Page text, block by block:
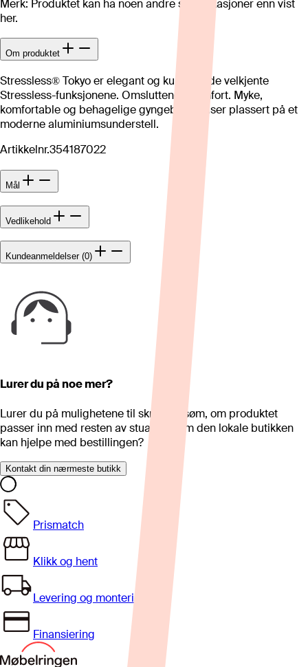
Merk: Produktet kan ha noen andre spesifikasjoner enn vist
her.
Om produktet
Stressless® Tokyo er elegant og kul, med de velkjente
Stressless-funksjonene. Omsluttende komfort. Myke,
komfortable og behagelige gyngebevegelser plassert på et
moderne aluminiumsunderstell.
Artikkelnr.354187022
Mål
Vedlikehold
Kundeanmeldelser (0)
Lurer du på noe mer?
Lurer du på mulighetene til skreddersøm, om produktet
passer inn med resten av stua eller om den lokale butikken
kan hjelpe med bestillingen?
Kontakt din nærmeste butikk
Prismatch
Klikk og hent
Levering og montering
Finansiering